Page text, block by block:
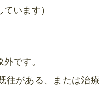
います）
です。
往がある、または治療